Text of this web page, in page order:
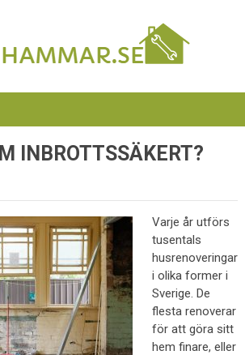
INBROTTSSÄKERT?
Varje år utförs
tusentals
husrenoveringar
i olika former i
Sverige. De
flesta renoverar
för att göra sitt
hem finare, eller